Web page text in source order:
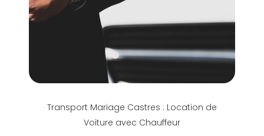
Transport Mariage Castres : Location de
Voiture avec Chauffeur